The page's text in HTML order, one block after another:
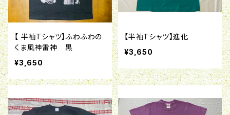
【 半袖Tシャツ】ふわふわの
くま風神雷神 黒
¥3,650
【半袖Tシャツ】進化
¥3,650